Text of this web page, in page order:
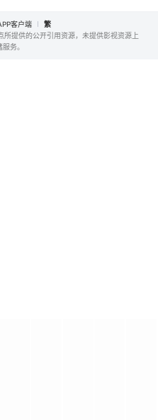
客户端
繁
提供的公开引用资源，未提供影视资源上
务。